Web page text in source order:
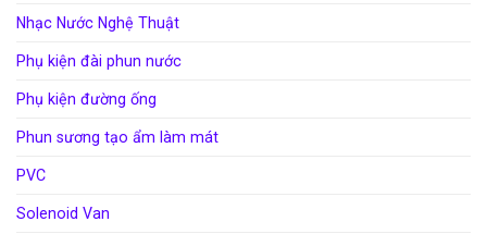
Nhạc Nước Nghệ Thuật
Phụ kiện đài phun nước
Phụ kiện đường ống
Phun sương tạo ẩm làm mát
PVC
Solenoid Van